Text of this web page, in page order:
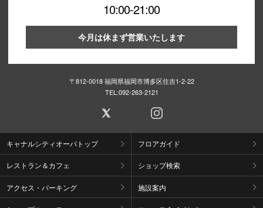
10:00-21:00
今月は休まず営業いたします
〒812-0018 福岡県福岡市博多区住吉1-2-22
TEL:092-263-2121
キャナルシティオーパトップ フロアガイド
レストラン＆カフェ ショップ検索
アクセス・パーキング 施設案内